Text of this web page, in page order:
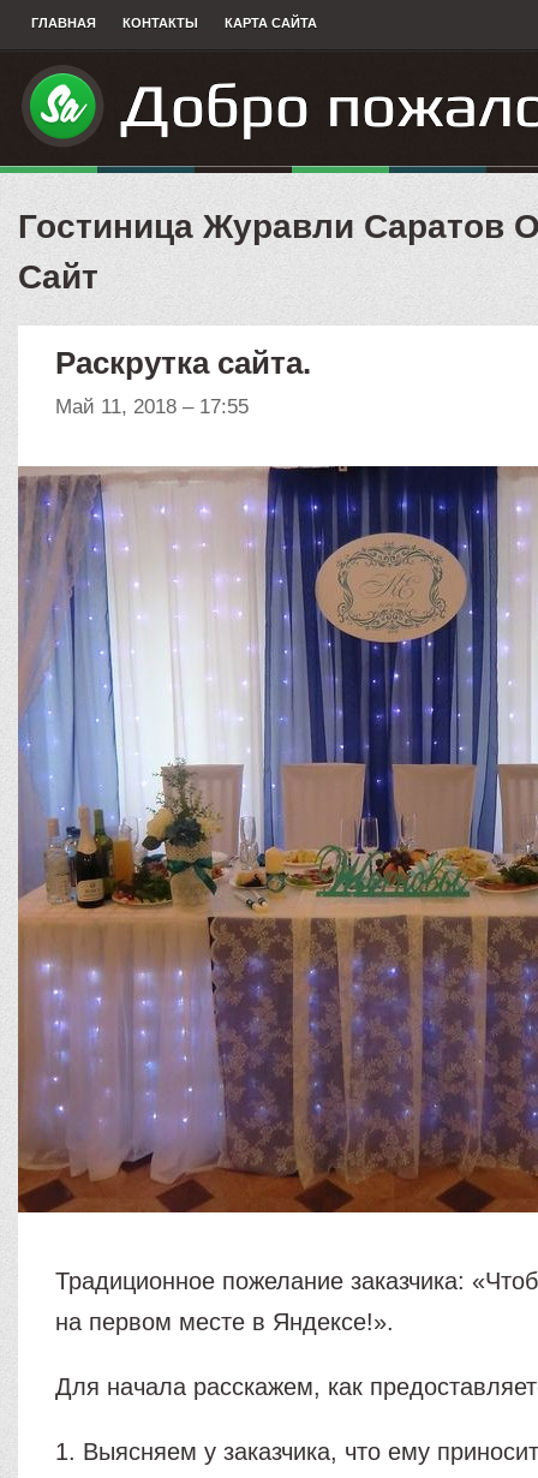
ГЛАВНАЯ КОНТАКТЫ КАРТА САЙТА
Гостиница Журавли Саратов
Сайт
Раскрутка сайта.
Май 11, 2018 – 17:55
Традиционное пожелание заказчика:
на первом месте в Яндексе!».
Для начала расскажем, как
1. Выясняем у заказчика, что ему